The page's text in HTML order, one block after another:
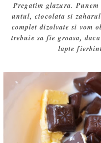
Pregatim glazura.
untul, ciocolata si
complet dizolvate si vom
trebuie sa fie groasa,
lapte